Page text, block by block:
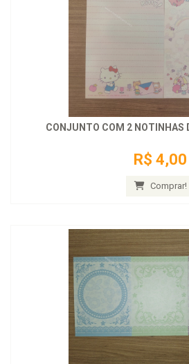
CONJUNTO COM 2 NOTINHAS
R$ 4,00
Comprar!